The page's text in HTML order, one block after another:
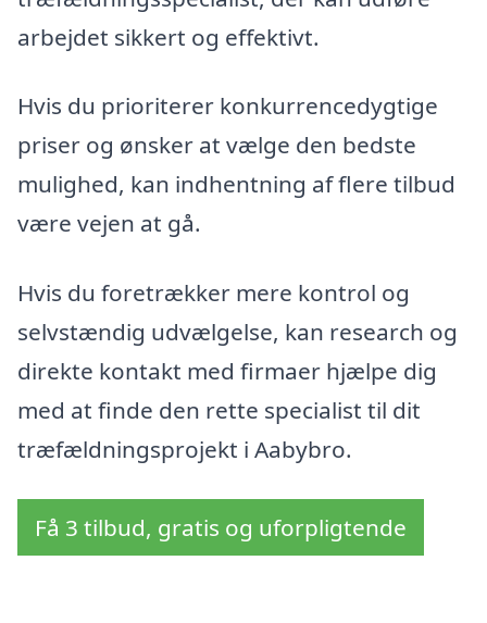
arbejdet sikkert og effektivt.
Hvis du prioriterer konkurrencedygtige
priser og ønsker at vælge den bedste
mulighed, kan indhentning af flere tilbud
være vejen at gå.
Hvis du foretrækker mere kontrol og
selvstændig udvælgelse, kan research og
direkte kontakt med firmaer hjælpe dig
med at finde den rette specialist til dit
træfældningsprojekt i Aabybro.
Få 3 tilbud, gratis og uforpligtende